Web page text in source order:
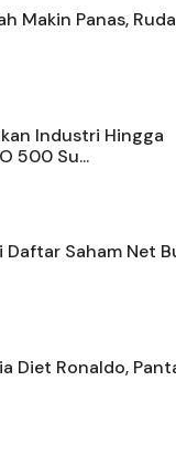
Makin Panas,
Industri Hingga
500 Su...
Daftar Saham Net
Diet Ronaldo,